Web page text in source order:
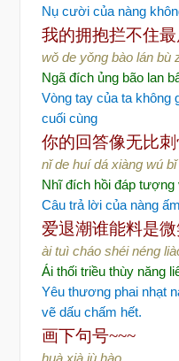
Nụ cười của nàng
我的拥抱拦不住
wǒ de yǒng bào lán bù
Ngã đích ủng bão lan
Vòng tay của ta không
cuối cùng
你的回答像无比
nǐ de huí dá xiàng wú
Nhĩ đích hồi đáp
Câu trả lời của nàng
爱退潮谁能料是
ài tuì cháo shéi néng
Ái thối triều thùy năng
Yêu thương phai nhạt
vẽ dấu chấm hết.
画下句号~~~